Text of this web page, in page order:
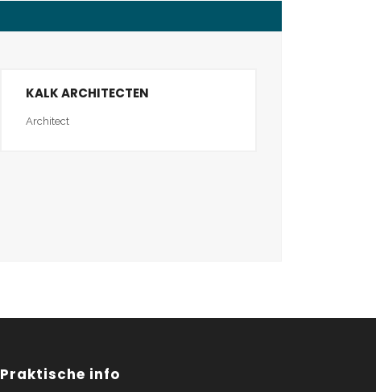
KALK ARCHITECTEN
Architect
Praktische info